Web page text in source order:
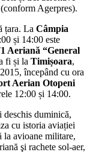
Agerpres).
țara. La Câmpia
și 14:00 este
Aeriană “General
fi și la Timișoara,
începând cu ora
Aerian Otopeni
12:00 și 14:00.
deschis duminică,
cu istoria aviației
avioane militare,
şi rachete sol-aer,